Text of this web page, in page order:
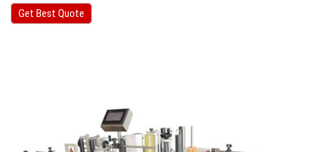
Get Best Quote